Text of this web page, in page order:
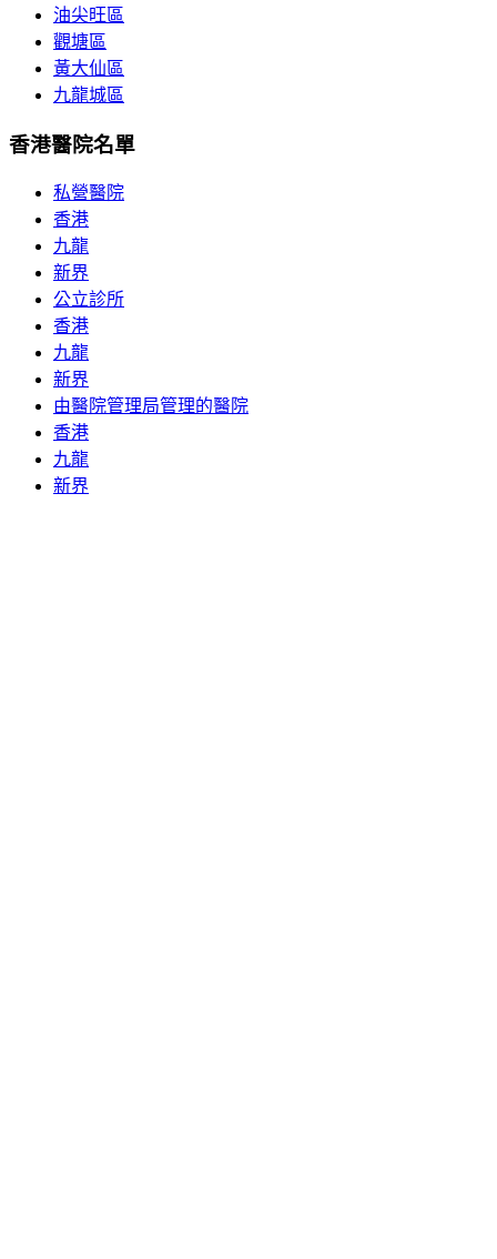
油尖旺區
觀塘區
黃大仙區
九龍城區
香港醫院名單
私營醫院
香港
九龍
新界
公立診所
香港
九龍
新界
由醫院管理局管理的醫院
香港
九龍
新界